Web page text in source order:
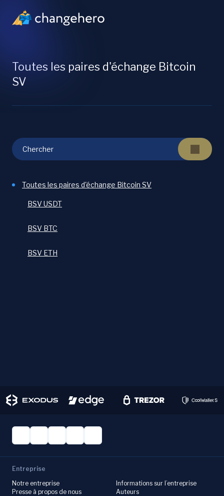
Toutes les paires d'échange Bitcoin
SV
Toutes les paires d'échange Bitcoin SV
BSV USDT
BSV BTC
BSV ETH
Entreprise
Notre entreprise
Presse à propos de nous
Informations sur l’entreprise
Auteurs